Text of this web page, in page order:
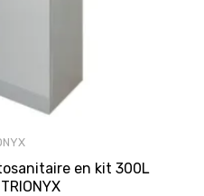
en kit 300L